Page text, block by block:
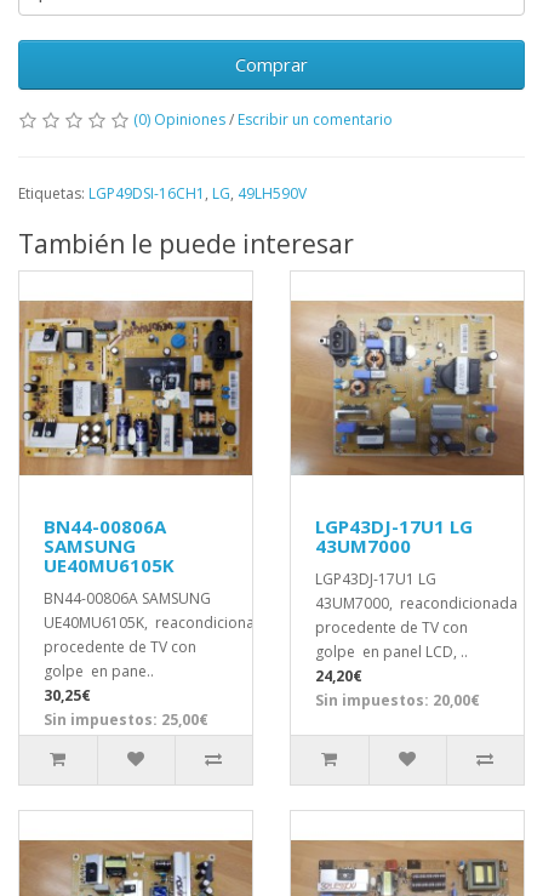
Comprar
(0) Opiniones/ Escribir un comentario
Etiquetas: LGP49DSI-16CH1 , LG, 49LH590V
También le puede interesar
BN44-00806A
SAMSUNG
UE40MU6105K
BN44-00806A SAMSUNG
UE40MU6105K, reacondicionada
procedente de TV con
golpe en pane..
30,25€
Sin impuestos: 25,00€
LGP43DJ-17U1 LG
43UM7000
LGP43DJ-17U1 LG
43UM7000, reacondicionada
procedente de TV con
golpe en panel LCD, ..
24,20€
Sin impuestos: 20,00€